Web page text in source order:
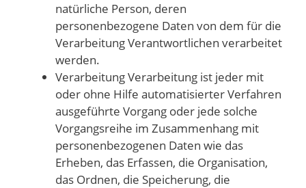
natürliche Person, deren
personenbezogene Daten von dem für die
Verarbeitung Verantwortlichen verarbeitet
werden.
Verarbeitung Verarbeitung ist jeder mit
oder ohne Hilfe automatisierter Verfahren
ausgeführte Vorgang oder jede solche
Vorgangsreihe im Zusammenhang mit
personenbezogenen Daten wie das
Erheben, das Erfassen, die Organisation,
das Ordnen, die Speicherung, die